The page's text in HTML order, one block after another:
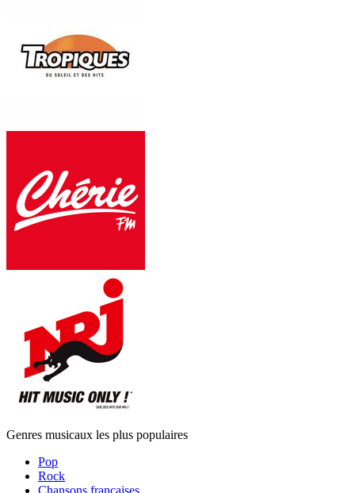
Genres musicaux les plus populaires
Pop
Rock